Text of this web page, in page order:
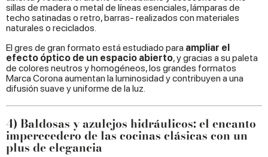
sillas de madera o metal de líneas esenciales, lámparas de
techo satinadas o retro, barras- realizados con materiales
naturales o reciclados.
El gres de gran formato está estudiado para ampliar el
efecto óptico de un espacio abierto, y gracias a su paleta
de colores neutros y homogéneos, los grandes formatos
Marca Corona aumentan la luminosidad y contribuyen a una
difusión suave y uniforme de la luz.
4) Baldosas y azulejos hidráulicos: el encanto
imperecedero de las cocinas clásicas con un
plus de elegancia